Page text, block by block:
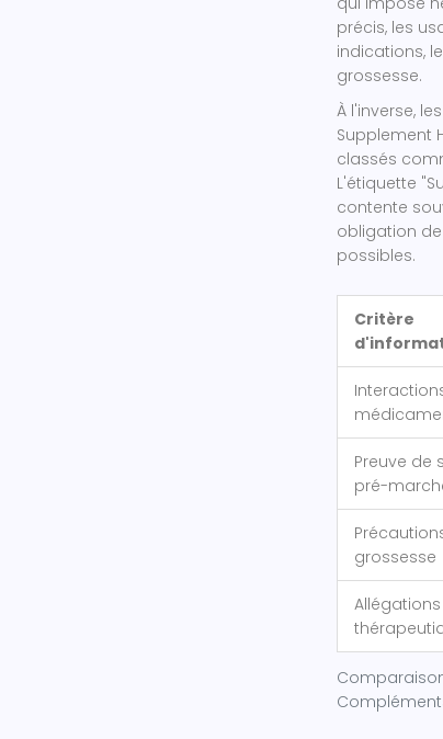
précis, les
indications,
grossesse.
À l'inverse, les
Supplement
classés
L'étiquette
contente
obligation
possibles.
Critère
Preuve de
pré-
grossesse
Allégations